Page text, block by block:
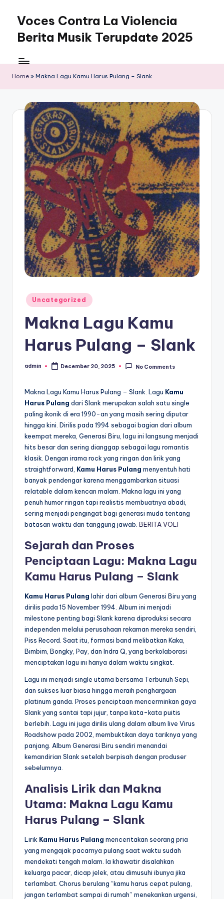
content
Voces Contra La Violencia
Berita Musik Terupdate 2025
Home » Makna Lagu Kamu Harus Pulang – Slank
Posted
in
Uncategorized
Makna Lagu Kamu
Harus Pulang – Slank
Posted
admin December 20, 2025 No Comments
Makna Lagu Kamu Harus Pulang – Slank. Lagu Kamu
Harus Pulang dari Slank merupakan salah satu single
paling ikonik di era 1990-an yang masih sering diputar
hingga kini. Dirilis pada 1994 sebagai bagian dari album
keempat mereka, Generasi Biru, lagu ini langsung menjadi
hits besar dan sering dianggap sebagai lagu romantis
klasik. Dengan irama rock yang ringan dan lirik yang
straightforward, Kamu Harus Pulang menyentuh hati
banyak pendengar karena menggambarkan situasi
relatable dalam kencan malam. Makna lagu ini yang
penuh humor ringan tapi realistis membuatnya abadi,
sering menjadi pengingat bagi generasi muda tentang
batasan waktu dan tanggung jawab. BERITA VOLI
Sejarah dan Proses
Penciptaan Lagu: Makna Lagu
Kamu Harus Pulang – Slank
Kamu Harus Pulang lahir dari album Generasi Biru yang
dirilis pada 15 November 1994. Album ini menjadi
milestone penting bagi Slank karena diproduksi secara
independen melalui perusahaan rekaman mereka sendiri,
Piss Record. Saat itu, formasi band melibatkan Kaka,
Bimbim, Bongky, Pay, dan Indra Q, yang berkolaborasi
menciptakan lagu ini hanya dalam waktu singkat.
Lagu ini menjadi single utama bersama Terbunuh Sepi,
dan sukses luar biasa hingga meraih penghargaan
platinum ganda. Proses penciptaan mencerminkan gaya
Slank yang santai tapi jujur, tanpa kata-kata puitis
berlebih. Lagu ini juga dirilis ulang dalam album live Virus
Roadshow pada 2002, membuktikan daya tariknya yang
panjang. Album Generasi Biru sendiri menandai
kemandirian Slank setelah berpisah dengan produser
sebelumnya.
Analisis Lirik dan Makna
Utama: Makna Lagu Kamu
Harus Pulang – Slank
Lirik Kamu Harus Pulang menceritakan seorang pria
yang mengajak pacarnya pulang saat waktu sudah
mendekati tengah malam. Ia khawatir disalahkan
keluarga pacar, dicap jelek, atau dimusuhi ibunya jika
terlambat. Chorus berulang “kamu harus cepat pulang,
jangan terlambat sampai di rumah” menekankan urgensi,